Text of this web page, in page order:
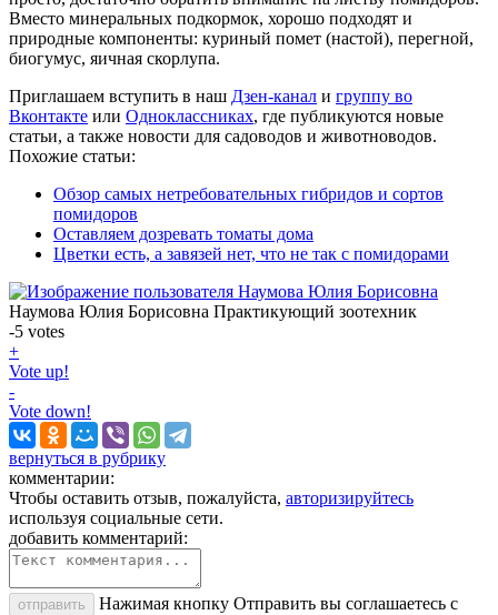
Вместо минеральных подкормок, хорошо подходят и
природные компоненты: куриный помет (настой), перегной,
биогумус, яичная скорлупа.
Приглашаем вступить в наш Дзен-канал и группу во
Вконтакте или Одноклассниках, где публикуются новые
статьи, а также новости для садоводов и животноводов.
Похожие статьи:
Обзор самых нетребовательных гибридов и сортов
помидоров
Оставляем дозревать томаты дома
Цветки есть, а завязей нет, что не так с помидорами
Наумова Юлия Борисовна Практикующий зоотехник
-5 votes
+
Vote up!
-
Vote down!
вернуться в рубрику
комментарии:
Чтобы оставить отзыв, пожалуйста, авторизируйтесь
используя социальные сети.
добавить комментарий:
отправить
Нажимая кнопку Отправить вы соглашаетесь с